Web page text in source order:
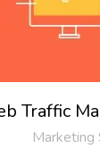
Traffic
Marketing